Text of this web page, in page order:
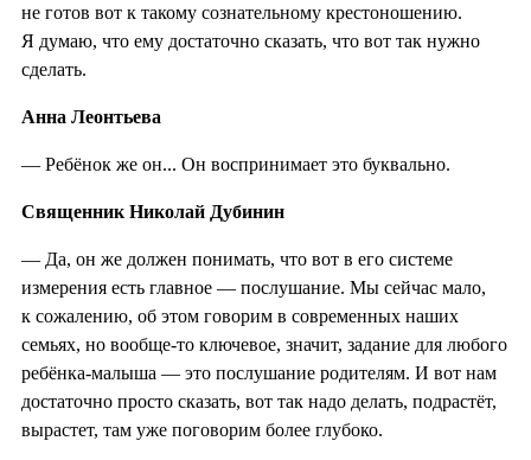
не готов вот к такому сознательному крестоношению.
Я думаю, что ему достаточно сказать, что вот так нужно
сделать.
Анна Леонтьева
— Ребёнок же он... Он воспринимает это буквально.
Священник Николай Дубинин
— Да, он же должен понимать, что вот в его системе
измерения есть главное — послушание. Мы сейчас мало,
к сожалению, об этом говорим в современных наших
семьях, но вообще-то ключевое, значит, задание для любого
ребёнка-малыша — это послушание родителям. И вот нам
достаточно просто сказать, вот так надо делать, подрастёт,
вырастет, там уже поговорим более глубоко.